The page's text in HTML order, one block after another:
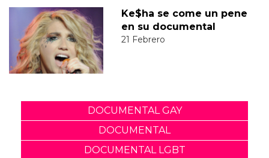
Ke$ha se come un pene
en su documental
21 Febrero
DOCUMENTAL GAY
DOCUMENTAL
DOCUMENTAL LGBT